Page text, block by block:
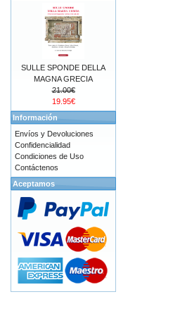
SULLE SPONDE DELLA
MAGNA GRECIA
21.00€
19.95€
Información
Envíos y Devoluciones
Confidencialidad
Condiciones de Uso
Contáctenos
Aceptamos